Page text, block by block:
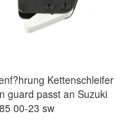
Kettenschleifer
guard passt an Suzuki
00-23 sw